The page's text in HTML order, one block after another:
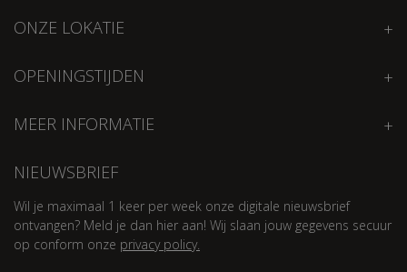
ONZE LOKATIE
OPENINGSTIJDEN
MEER INFORMATIE
NIEUWSBRIEF
Wil je maximaal 1 keer per week onze digitale nieuwsbrief
ontvangen? Meld je dan hier aan! Wij slaan jouw gegevens secuur
op conform onze privacy policy.